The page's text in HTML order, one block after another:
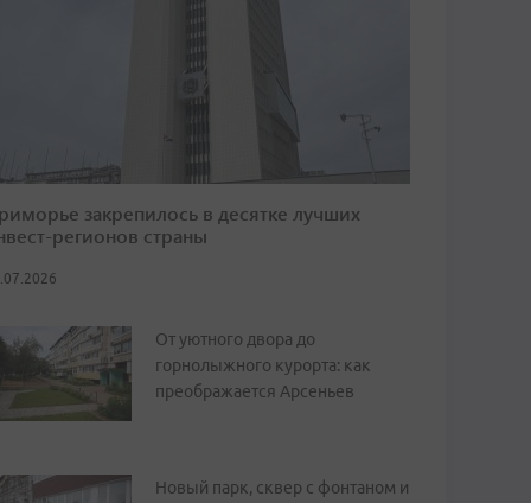
закрепилось в десятке лучших
регионов страны
От уютного двора до
горнолыжного курорта: как
преображается Арсеньев
Новый парк, сквер с фонтаном и